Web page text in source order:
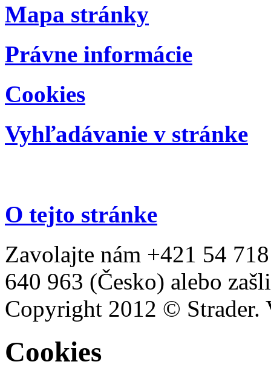
Mapa stránky
Právne informácie
Cookies
Vyhľadávanie v stránke
O tejto stránke
Zavolajte nám +421 54
640 963 (Česko) alebo
Copyright 2012 © Strader.
Cookies